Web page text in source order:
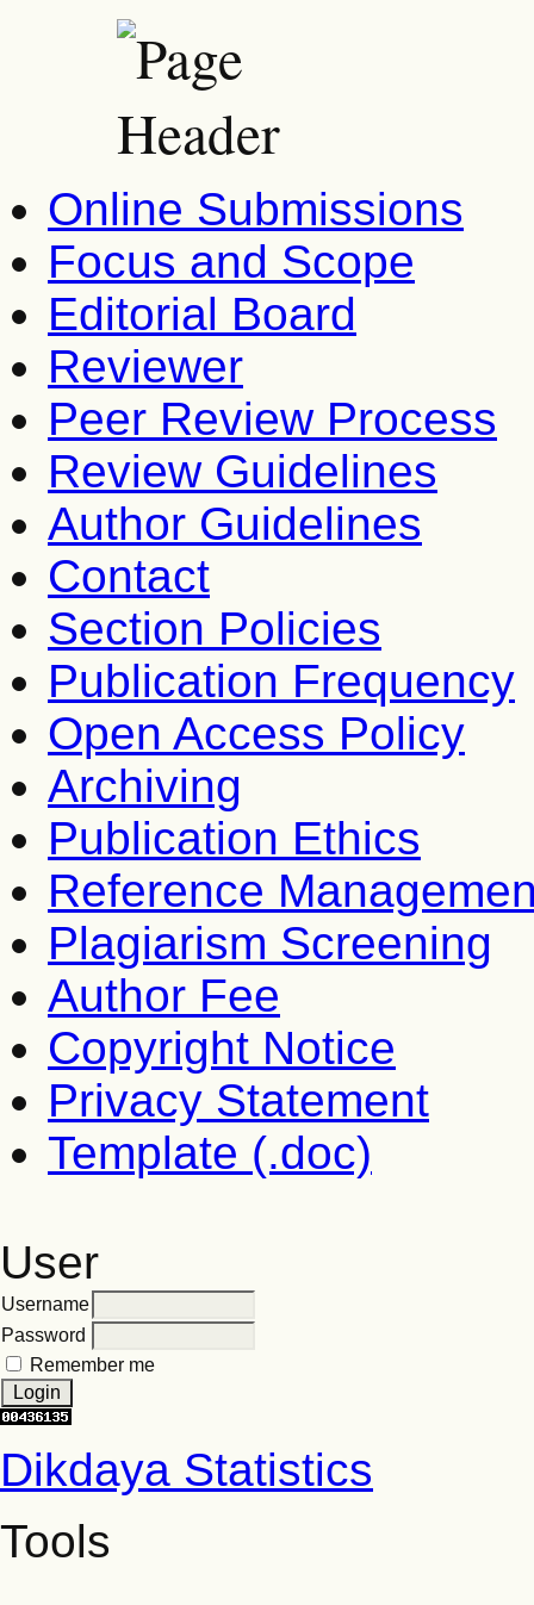
Online Submissions
Focus and Scope
Editorial Board
Reviewer
Peer Review Process
Review Guidelines
Author Guidelines
Contact
Section Policies
Publication Frequency
Open Access Policy
Archiving
Publication Ethics
Reference
Plagiarism Screening
Author Fee
Copyright Notice
Privacy Statement
Template (.doc)
User
Username
Password
Remember me
Dikdaya Statistics
Tools